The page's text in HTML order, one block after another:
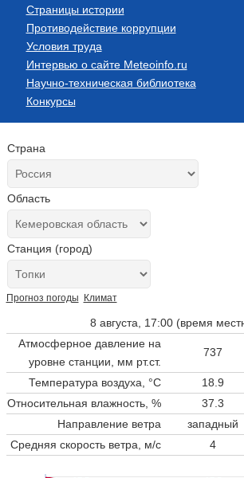
Страницы истории
Противодействие коррупции
Условия труда
Интервью о сайте Meteoinfo.ru
Научно-техническая библиотека
Конкурсы
Страна
Область
Станция (город)
Прогноз погоды Климат
8 августа, 17:00 (время
Атмосферное давление на
уровне станции, мм рт.ст.
737
Температура воздуха, °C
18.9
Относительная влажность, %
37.3
Направление ветра
западный
Средняя скорость ветра, м/с
4